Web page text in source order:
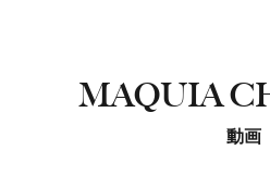
MAQUIA
動画